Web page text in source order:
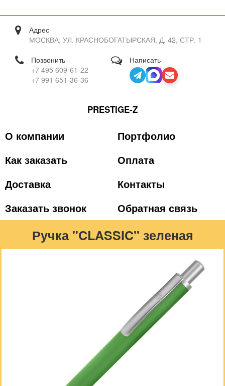
Адрес
МОСКВА, УЛ. КРАСНОБОГАТЫРСКАЯ, Д. 42, СТР. 1
Позвонить
+7 495 609-61-22
+7 991 651-36-36
Написать
PRESTIGE-Z
О компании
Портфолио
Как заказать
Оплата
Доставка
Контакты
Заказать звонок
Обратная связь
Ручка "CLASSIC" зеленая